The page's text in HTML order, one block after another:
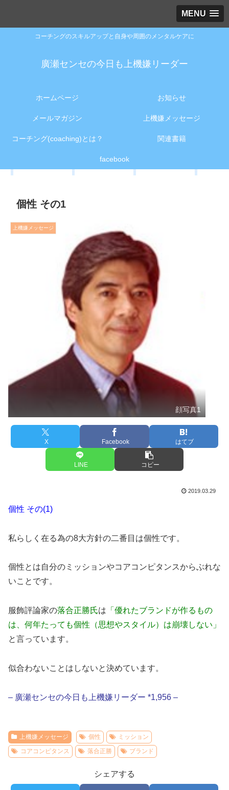
MENU
コーチングのスキルアップと自身や周囲のメンタルケアに
廣瀬センセの今日も上機嫌リーダー
ホームページ お知らせ
メールマガジン 上機嫌メッセージ
コーチング(coaching)とは？ 関連書籍
facebook
個性 その1
上機嫌メッセージ
顔写真1
X Facebook はてブ
LINE コピー
2019.03.29
個性 その(1)
私らしく在る為の8大方針の二番目は個性です。
個性とは自分のミッションやコアコンピタンスからぶれな
いことです。
服飾評論家の落合正勝氏は 「優れたブランドが作るもの
は、何年たっても個性（思想やスタイル）は崩壊しない」
と言っています。
似合わないことはしないと決めています。
– 廣瀬センセの今日も上機嫌リーダー *1,956 –
上機嫌メッセージ 個性
ミッション
コアコンピタンス
落合正勝 ブランド
シェアする